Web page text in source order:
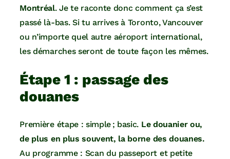
Montréal. Je te raconte donc comment ça s’est
passé là-bas. Si tu arrives à Toronto, Vancouver
ou n’importe quel autre aéroport international,
les démarches seront de toute façon les mêmes.
Étape 1 : passage des
douanes
Première étape : simple ; basic. Le douanier ou,
de plus en plus souvent, la borne des douanes.
Au programme : Scan du passeport et petite